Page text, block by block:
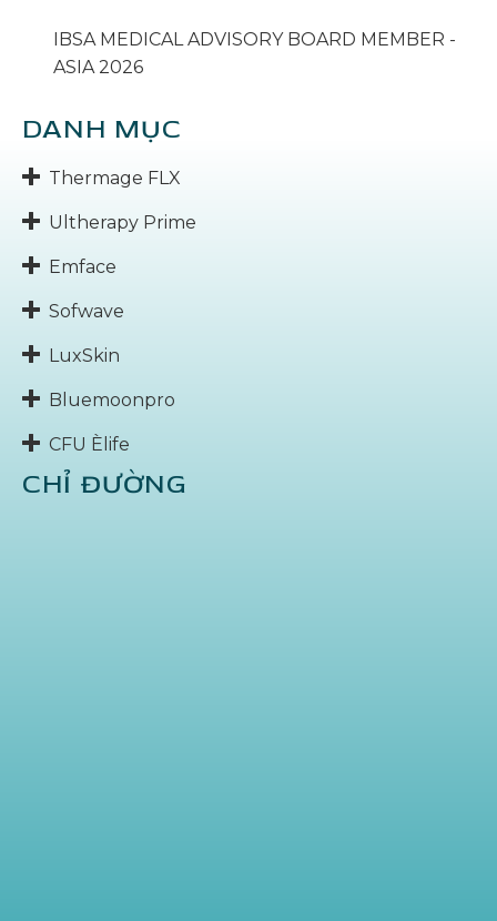
IBSA MEDICAL ADVISORY BOARD MEMBER -
ASIA 2026
DANH MỤC
Thermage FLX
Ultherapy Prime
Emface
Sofwave
LuxSkin
Bluemoonpro
CFU Èlife
CHỈ ĐƯỜNG